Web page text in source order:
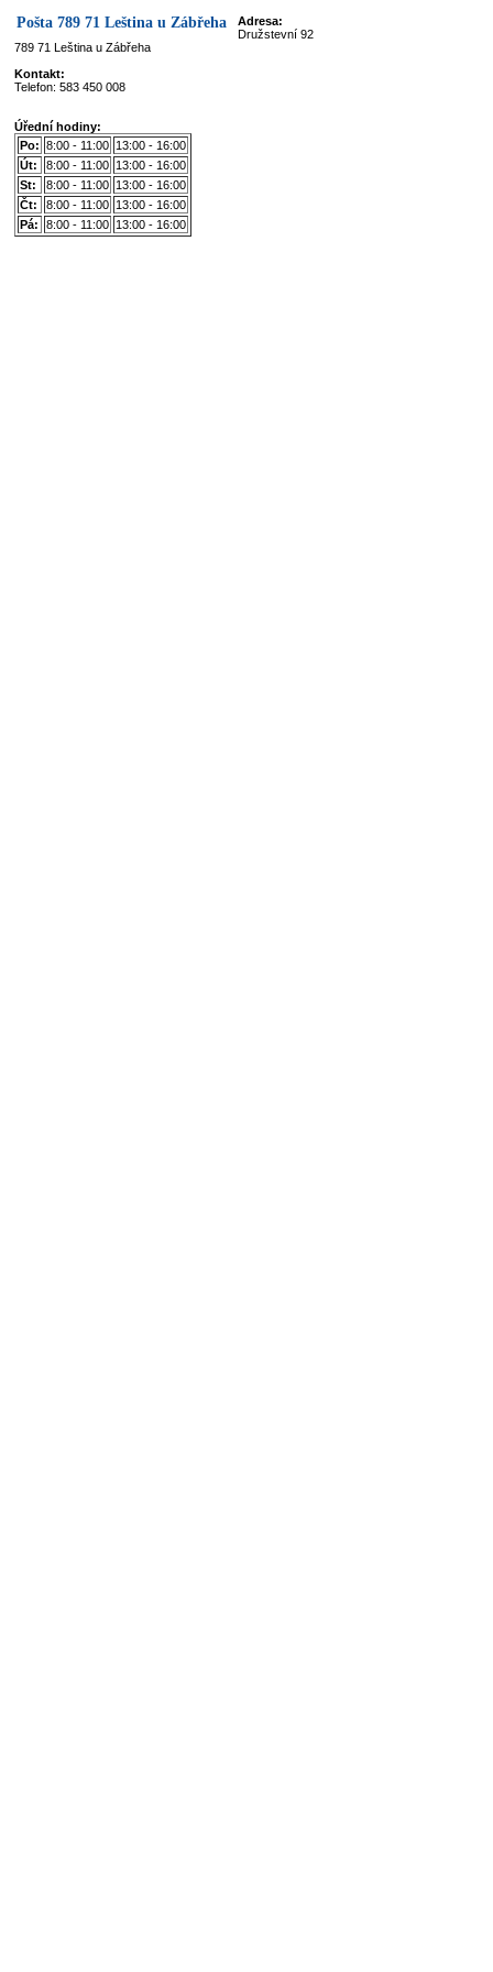
Pošta 789 71 Leština u Zábřeha
Adresa:
Družstevní 92
789 71 Leština u Zábřeha
Kontakt:
Telefon: 583 450 008
Úřední hodiny:
Po: 8:00 - 11:00 13:00 - 16:00
Út:
8:00 - 11:00 13:00 - 16:00
St:
8:00 - 11:00 13:00 - 16:00
Čt:
8:00 - 11:00 13:00 - 16:00
Pá:
8:00 - 11:00 13:00 - 16:00